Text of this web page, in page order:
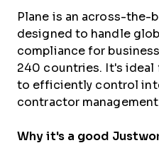
Plane is an across-the-
designed to handle
compliance for
240 countries. It's
to efficiently control
contractor
Why it's a good